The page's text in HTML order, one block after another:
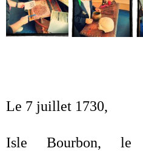
Le 7 juillet 1730,
Isle Bourbon, le